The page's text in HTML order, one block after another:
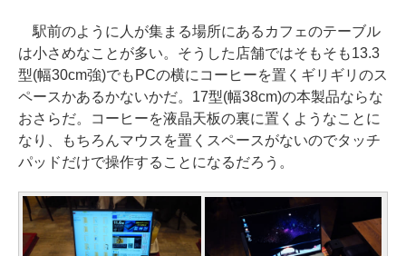
駅前のように人が集まる場所にあるカフェのテーブル
は小さめなことが多い。そうした店舗ではそもそも13.3
型(幅30cm強)でもPCの横にコーヒーを置くギリギリのス
ペースかあるかないかだ。17型(幅38cm)の本製品ならな
おさらだ。コーヒーを液晶天板の裏に置くようなことに
なり、もちろんマウスを置くスペースがないのでタッチ
パッドだけで操作することになるだろう。